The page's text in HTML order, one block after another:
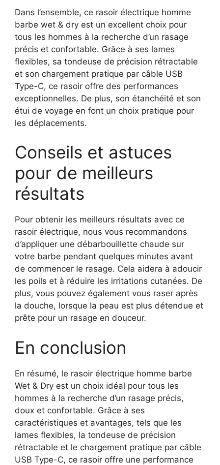
Dans l’ensemble, ce rasoir électrique homme
barbe wet & dry est un excellent choix pour
tous les hommes à la recherche d’un rasage
précis et confortable. Grâce à ses lames
flexibles, sa tondeuse de précision rétractable
et son chargement pratique par câble USB
Type-C, ce rasoir offre des performances
exceptionnelles. De plus, son étanchéité et son
étui de voyage en font un choix pratique pour
les déplacements.
Conseils et astuces
pour de meilleurs
résultats
Pour obtenir les meilleurs résultats avec ce
rasoir électrique, nous vous recommandons
d’appliquer une débarbouillette chaude sur
votre barbe pendant quelques minutes avant
de commencer le rasage. Cela aidera à adoucir
les poils et à réduire les irritations cutanées. De
plus, vous pouvez également vous raser après
la douche, lorsque la peau est plus détendue et
prête pour un rasage en douceur.
En conclusion
En résumé, le rasoir électrique homme barbe
Wet & Dry est un choix idéal pour tous les
hommes à la recherche d’un rasage précis,
doux et confortable. Grâce à ses
caractéristiques et avantages, tels que les
lames flexibles, la tondeuse de précision
rétractable et le chargement pratique par câble
USB Type-C, ce rasoir offre une performance